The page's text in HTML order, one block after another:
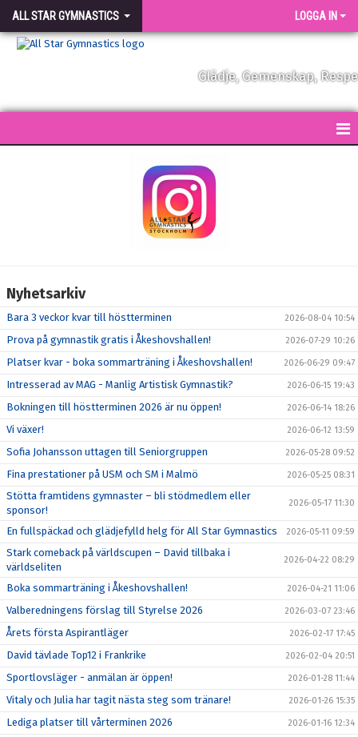
ALL STAR GYMNASTICS LOGGA IN
Glädje, Gemenskap,
VÅRA TRÄNARE
FÖRENINGSKLÄDER
DOKUMENT
BOKNING
VÅRA GULDSTÖDMEDLEMMAR
Nyhetsarkiv
Bara 3 veckor kvar till höstterminen 2026-08-04 10:54
Prova på gymnastik gratis i Åkeshovshallen! 2026-07-29 10:26
Platser kvar - boka sommarträning i Åkeshovshallen! 2026-06-29 09:47
Intresserad av MAG - Manlig Artistisk Gymnastik? 2026-06-15 19:43
Bokningen till höstterminen 2026 är nu öppen! 2026-06-14 18:26
Vi växer! 2026-06-12 13:59
Sofia Johansson uttagen till Seniorgruppen 2026-05-28 09:52
Fina prestationer på USM och SM i Malmö 2026-05-25 08:31
Stötta framtidens gymnaster – bli stödmedlem eller
sponsor!
2026-05-17 11:30
En fullspäckad och glädjefylld helg för All Star Gymnastics 2026-05-11 09:59
Stark comeback på världscupen – David tillbaka i
världseliten
2026-04-22 08:29
Boka sommarträning i Åkeshovshallen! 2026-04-21 11:06
Valberedningens förslag till Styrelse 2026 2026-03-07 23:46
Årets första Aspirantläger 2026-02-17 17:45
David tävlade Top12 i Frankrike 2026-02-04 20:51
Sportlovsläger - anmälan är öppen! 2026-01-28 11:44
Vitaly och Julia har tagit nästa steg som tränare! 2026-01-26 15:35
Lediga platser till vårterminen 2026 2026-01-16 12:34